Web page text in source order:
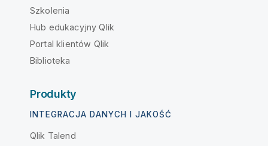
Szkolenia
Hub edukacyjny Qlik
Portal klientów Qlik
Biblioteka
Produkty
INTEGRACJA DANYCH I JAKOŚĆ
Qlik Talend